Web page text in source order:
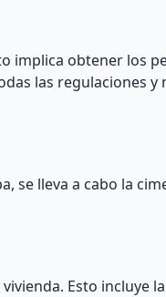
implica obtener los
las regulaciones y
se lleva a cabo la
Esto incluye